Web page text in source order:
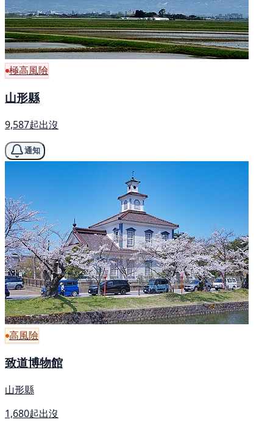
極高風險
山形縣
9,587起出沒
通知
高風險
致道博物館
山形縣
1,680起出沒